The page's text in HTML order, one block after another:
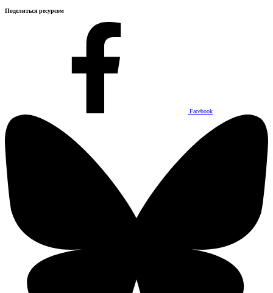
Поделиться ресурсом
Facebook